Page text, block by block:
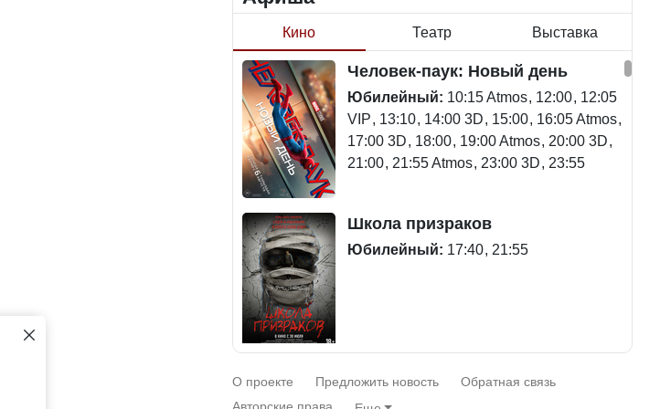
Министр рассказал, из чего
делают колбасу в
Казахстане
Министр объяснил, почему
казахстанские товары
могут стоить дороже
импортных
избирателей по стране
метапневмовирус
эпидемией, рассказали в
ВОЗ
потерпел крушение в
Южной Корее, погибли 120
человек
Актау: Путин принес
Кино Театр Выставка
Человек-паук: Новый день
Юбилейный: 10:15 Atmos 12:00 12:05
VIP 13:10 14:00 3D 15:00 16:05 Atmos
17:00 3D 18:00 19:00 Atmos 20:00 3D
21:00 21:55 Atmos 23:00 3D 23:55
Школа призраков
Юбилейный: 17:40 21:55
Смешарики сквозь вселенные
Юбилейный:
О проекте Предложить новость
Обратная связь